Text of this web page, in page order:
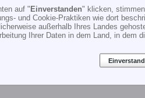
vergessen, da es ihn bei
Riemen und war mit div. Alu-
auf "Einverstanden" klicken,
und Cookie-Praktiken wie dort
außerhalb Ihres Landes
Ihrer Daten in dem Land, in dem